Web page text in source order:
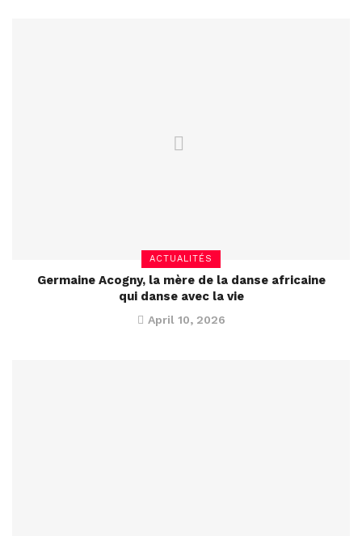
ACTUALITÉS
Germaine Acogny, la mère de la danse africaine
qui danse avec la vie
April 10, 2026